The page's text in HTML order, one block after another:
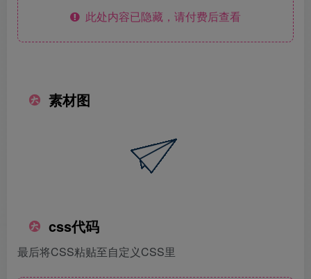
此处内容已隐藏，请付费后查看
素材图
css代码
最后将CSS粘贴至自定义CSS里